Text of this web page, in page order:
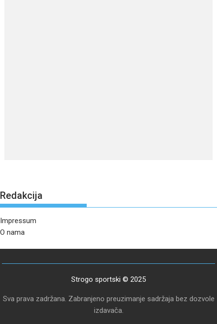
Redakcija
Impressum
O nama
Strogo sportski © 2025
Sva prava zadržana. Zabranjeno preuzimanje sadržaja bez dozvole
izdavača.